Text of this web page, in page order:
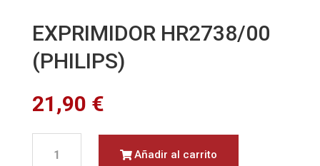
EXPRIMIDOR HR2738/00
(PHILIPS)
21,90 €
HR2738/00
Añadir al carrito